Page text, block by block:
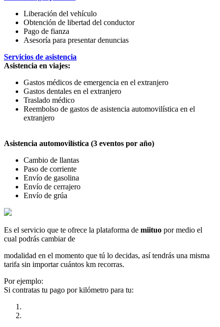
Liberación del vehículo
Obtención de libertad del conductor
Pago de fianza
Asesoría para presentar denuncias
Servicios de asistencia
Asistencia en viajes:
Gastos médicos de emergencia en el extranjero
Gastos dentales en el extranjero
Traslado médico
Reembolso de gastos de asistencia automovilística en el
extranjero
Asistencia automovilística (3 eventos por año)
Cambio de llantas
Paso de corriente
Envío de gasolina
Envío de cerrajero
Envío de grúa
Es el servicio que te ofrece la plataforma de miituo por medio el
cual podrás cambiar de
modalidad en el momento que tú lo decidas, así tendrás una misma
tarifa sin importar cuántos km recorras.
Por ejemplo:
Si contratas tu pago por kilómetro para tu: